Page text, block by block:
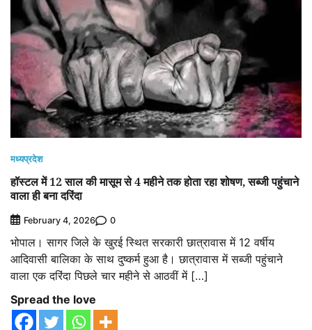
मध्यप्रदेश
हॉस्टल में 12 साल की मासूम से 4 महीने तक होता रहा शोषण, सब्जी पहुंचाने
वाला ही बना दरिंदा
February 4, 2026 0
भोपाल। सागर जिले के खुरई स्थित सरकारी छात्रावास में 12 वर्षीय
आदिवासी बालिका के साथ दुष्कर्म हुआ है। छात्रावास में सब्जी पहुंचाने
वाला एक दरिंदा पिछले चार महीने से आठवीं में […]
Spread the love